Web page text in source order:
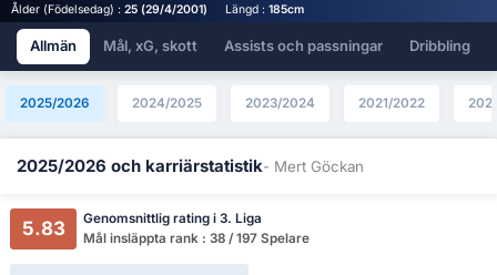
Ålder (Födelsedag) : 25 (29/4/2001) Längd : 185cm
Allmän Mål, xG, skott Assists och passningar Dribbling
2025/2026 2024/2025 2023/2024 2021/2022
2025/2026 och karriärstatistik- Mert Göckan
5.83
Genomsnittlig rating i 3. Liga
Mål insläppta rank : 38 / 197 Spelare